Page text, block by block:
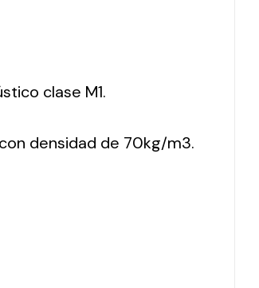
clase M1.
densidad de 70kg/m3.